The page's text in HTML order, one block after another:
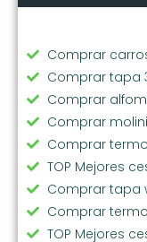
Comprar
Comprar tapa
Comprar
Comprar
Comprar
TOP Mejores
Comprar tapa
Comprar
TOP Mejores